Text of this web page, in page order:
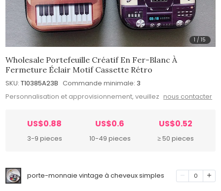
1 /15
Wholesale Portefeuille Créatif En Fer-Blanc À
Fermeture Éclair Motif Cassette Rétro
SKU: T10385A23B Commande minimale: 3
Personnalisation et approvisionnement, veuillez nous contacter
US$0.88
3-9 pieces
US$0.6
10-49 pieces
US$0.52
≥ 50 pieces
porte-monnaie vintage à cheveux simples 0